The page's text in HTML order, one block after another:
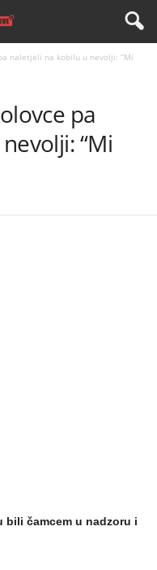
naletjeli na kobilu u nevolji: “Mi
pa
“Mi
bili čamcem u nadzoru i